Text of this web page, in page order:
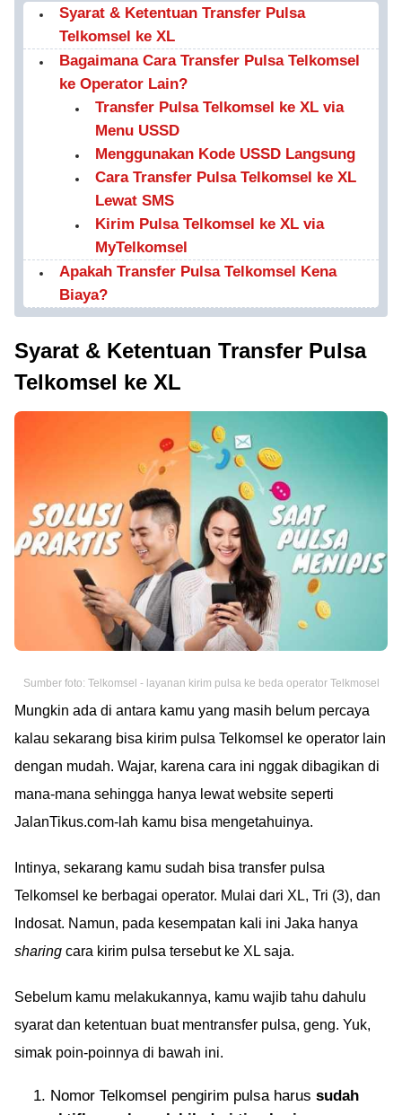
Syarat & Ketentuan Transfer Pulsa
Telkomsel ke XL
Bagaimana Cara Transfer Pulsa Telkomsel
ke Operator Lain?
Transfer Pulsa Telkomsel ke XL via
Menu USSD
Menggunakan Kode USSD Langsung
Cara Transfer Pulsa Telkomsel ke XL
Lewat SMS
Kirim Pulsa Telkomsel ke XL via
MyTelkomsel
Apakah Transfer Pulsa Telkomsel Kena
Biaya?
Syarat & Ketentuan Transfer Pulsa
Telkomsel ke XL
Sumber foto: Telkomsel - layanan kirim pulsa ke beda operator Telkmosel
Mungkin ada di antara kamu yang masih belum percaya
kalau sekarang bisa kirim pulsa Telkomsel ke operator lain
dengan mudah. Wajar, karena cara ini nggak dibagikan di
mana-mana sehingga hanya lewat website seperti
JalanTikus.com-lah kamu bisa mengetahuinya.
Intinya, sekarang kamu sudah bisa transfer pulsa
Telkomsel ke berbagai operator. Mulai dari XL, Tri (3), dan
Indosat. Namun, pada kesempatan kali ini Jaka hanya
sharing cara kirim pulsa tersebut ke XL saja.
Sebelum kamu melakukannya, kamu wajib tahu dahulu
syarat dan ketentuan buat mentransfer pulsa, geng. Yuk,
simak poin-poinnya di bawah ini.
Nomor Telkomsel pengirim pulsa harus sudah